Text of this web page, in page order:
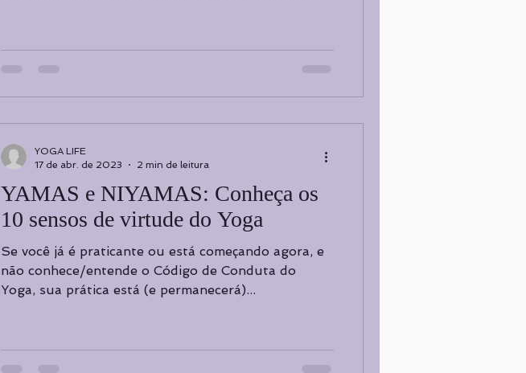
YAMAS e NIYAMAS: Conheça os
10 sensos de virtude do Yoga
Se você já é praticante ou está começando agora, e
não conhece/entende o Código de Conduta do
Yoga, sua prática está (e permanecerá)...
YOGA LIFE
17 de abr. de 2023
2 min de leitura